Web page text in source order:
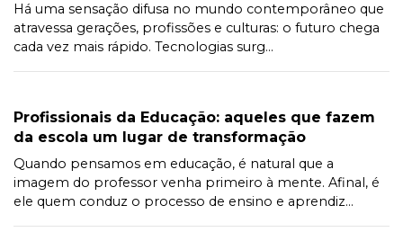
Há uma sensação difusa no mundo contemporâneo que
atravessa gerações, profissões e culturas: o futuro chega
cada vez mais rápido. Tecnologias surg...
Profissionais da Educação: aqueles que fazem
da escola um lugar de transformação
Quando pensamos em educação, é natural que a
imagem do professor venha primeiro à mente. Afinal, é
ele quem conduz o processo de ensino e aprendiz...